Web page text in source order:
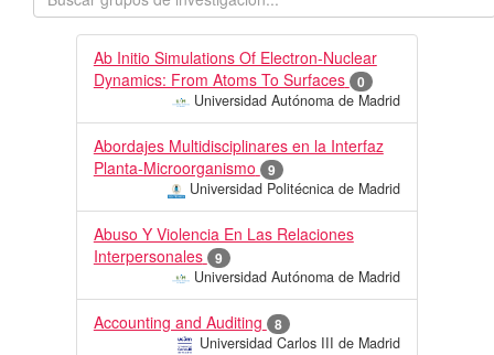
Ab Initio Simulations Of Electron-Nuclear
Dynamics: From Atoms To Surfaces
0
Universidad Autónoma de Madrid
Abordajes Multidisciplinares en la Interfaz
Planta-Microorganismo
9
Universidad Politécnica de Madrid
Abuso Y Violencia En Las Relaciones
Interpersonales
9
Universidad Autónoma de Madrid
Accounting and Auditing
8
Universidad Carlos III de Madrid